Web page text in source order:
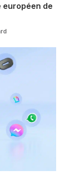
européen de